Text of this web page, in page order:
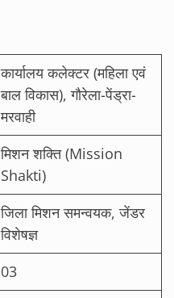
कार्यालय कलेक्टर (महिला एवं
बाल विकास), गौरेला-पेंड्रा-
मरवाही
मिशन शक्ति (Mission
Shakti)
जिला मिशन समन्वयक, जेंडर
विशेषज्ञ
03